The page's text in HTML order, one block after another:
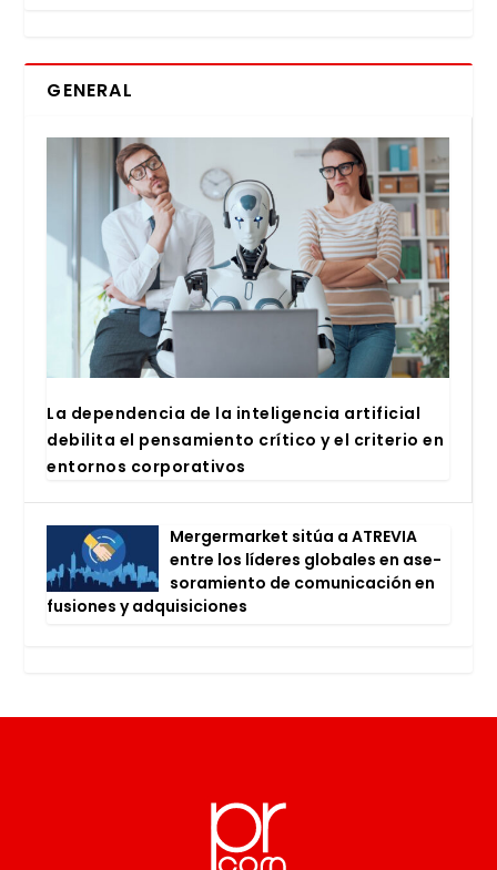
GENERAL
La depen­den­cia de la inte­li­gen­cia arti­fi­cial
debi­li­ta el pen­sa­mien­to crí­ti­co y el cri­te­rio en
entor­nos cor­po­ra­ti­vos
Mer­ger­mar­ket sitúa a ATRE­VIA
entre los líde­res glo­ba­les en ase­
so­ra­mien­to de comu­ni­ca­ción en
fusio­nes y adqui­si­cio­nes